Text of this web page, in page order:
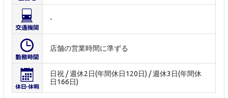
-
店舗の営業時間に準ずる
日祝 / 週休2日(年間休日120日) / 週休3日(年間休
日166日)